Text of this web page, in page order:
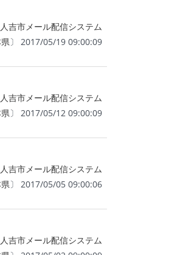
人吉市メール配信システム
〕 2017/05/19 09:00:09
人吉市メール配信システム
〕 2017/05/12 09:00:09
人吉市メール配信システム
〕 2017/05/05 09:00:06
人吉市メール配信システム